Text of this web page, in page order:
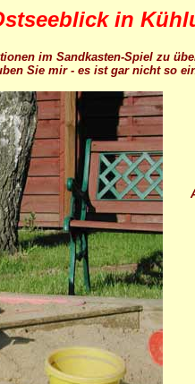
in
im Sandkasten-Spiel zu
Sie mir - es ist gar nicht so